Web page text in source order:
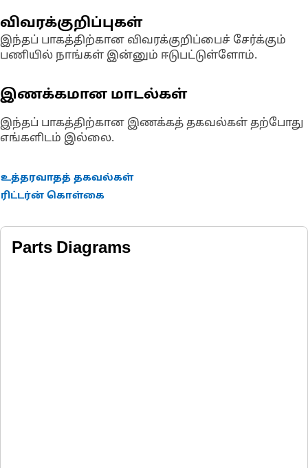
விவரக்குறிப்புகள்
இந்தப் பாகத்திற்கான விவரக்குறிப்பைச் சேர்க்கும்
பணியில் நாங்கள் இன்னும் ஈடுபட்டுள்ளோம்.
இணக்கமான மாடல்கள்
இந்தப் பாகத்திற்கான இணக்கத் தகவல்கள் தற்போது
எங்களிடம் இல்லை.
உத்தரவாதத் தகவல்கள்
ரிட்டர்ன் கொள்கை
Parts Diagrams